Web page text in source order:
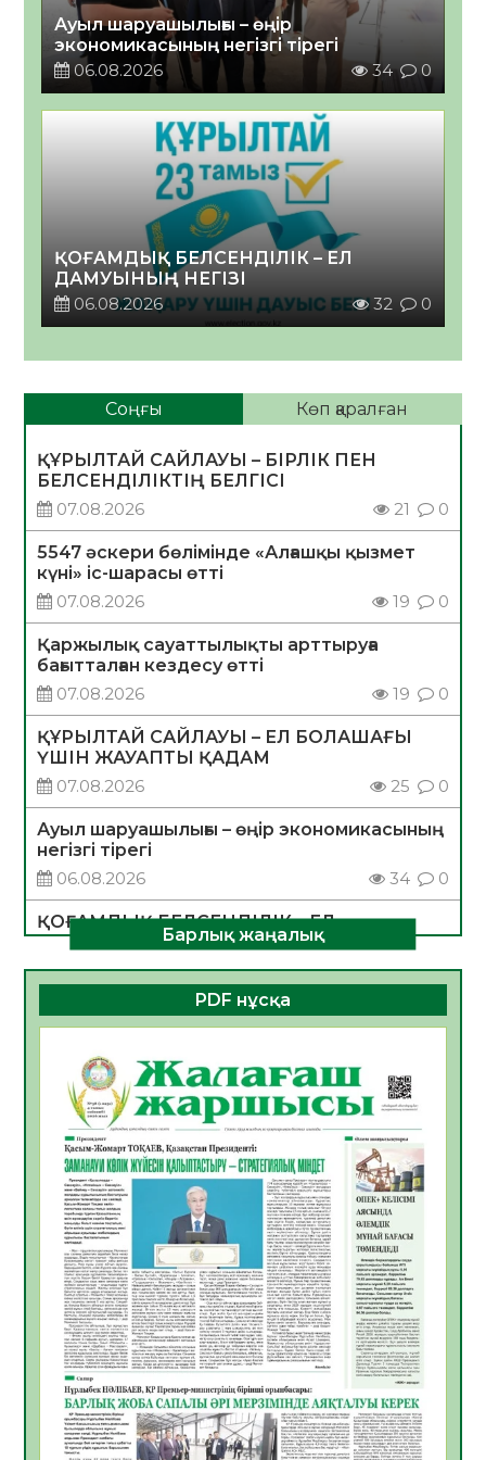
Ауыл шаруашылығы – өңір
экономикасының негізгі тірегі
06.08.2026
34 0
ҚОҒАМДЫҚ БЕЛСЕНДІЛІК – ЕЛ
ДАМУЫНЫҢ НЕГІЗІ
06.08.2026
32 0
Соңғы Көп қаралған
ҚҰРЫЛТАЙ САЙЛАУЫ – БІРЛІК ПЕН
БЕЛСЕНДІЛІКТІҢ БЕЛГІСІ
07.08.2026
21 0
5547 әскери бөлімінде «Алғашқы қызмет
күні» іс-шарасы өтті
07.08.2026
19 0
Қаржылық сауаттылықты арттыруға
бағытталған кездесу өтті
07.08.2026
19 0
ҚҰРЫЛТАЙ САЙЛАУЫ – ЕЛ БОЛАШАҒЫ
ҮШІН ЖАУАПТЫ ҚАДАМ
07.08.2026
25 0
Ауыл шаруашылығы – өңір экономикасының
негізгі тірегі
06.08.2026
34 0
ҚОҒАМДЫҚ БЕЛСЕНДІЛІК – ЕЛ
ДАМУЫНЫҢ НЕГІЗІ
06.08.2026
32 0
ҚҰРЫЛТАЙ САЙЛАУЫ – БОЛАШАҚҚА
06.08.2026
Инфекциялық ауруларға қарсы иммундау
жұмыстарының тиімділігі
06.08.2026
35
Көкжөтел ауруы туралы
06.08.2026
33
АПВ вакцинасы туралы мәлімет
06.08.2026
33
Open Air: Қызылорда облысы полиция
департаменті 20 мыңнан астам
көрерменнің қауіпсіздігін қамтамасыз етті
06.08.2026
43
ҚЫЗЫЛОРДАДА «САНАЛЫ ҰРПАҚ –
Барлық жаңалық
PDF нұсқа